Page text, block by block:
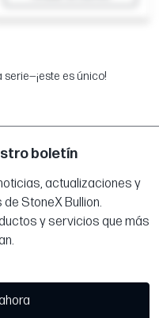
es único!
boletín
actualizaciones y
StoneX Bullion.
y servicios que más